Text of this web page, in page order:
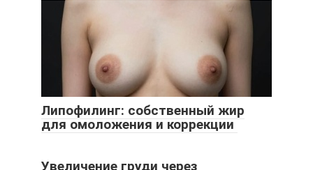
Липофилинг: собственный жир
для омоложения и коррекции
Увеличение груди через